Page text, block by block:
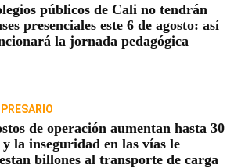
públicos de Cali no tendrán
presenciales este 6 de agosto: así
la jornada pedagógica
de operación aumentan hasta 30
la inseguridad en las vías le
billones al transporte de carga